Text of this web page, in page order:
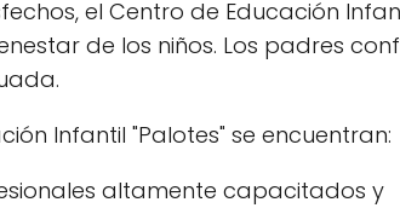
el Centro de Educación
de los niños. Los padres
Infantil "Palotes" se encuentran:
altamente capacitados y